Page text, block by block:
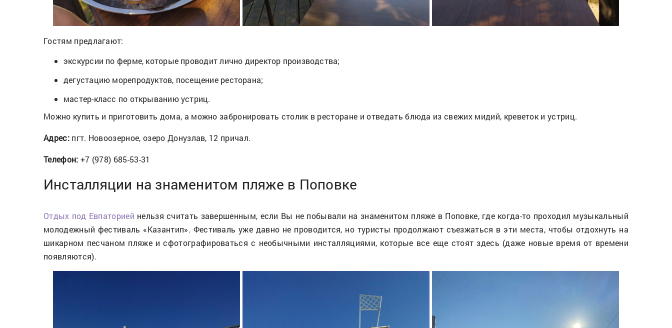
Гостям предлагают:
экскурсии по ферме, которые проводит лично директор производства;
дегустацию морепродуктов, посещение ресторана;
мастер-класс по открыванию устриц.
Можно купить и приготовить дома, а можно забронировать столик в ресторане и отведать блюда из свежих мидий, креветок и устриц.
Адрес:пгт. Новоозерное, озеро Донузлав, 12 причал.
Телефон: +7 (978) 685-53-31
Инсталляции на знаменитом пляже в Поповке
Отдых под Евпаторией нельзя считать завершенным, если Вы не побывали на знаменитом пляже в Поповке, где когда-то проходил музыкальный
молодежный фестиваль «Казантип». Фестиваль уже давно не проводится, но туристы продолжают съезжаться в эти места, чтобы отдохнуть на
шикарном песчаном пляже и сфотографироваться с необычными инсталляциями, которые все еще стоят здесь (даже новые время от времени
появляются).